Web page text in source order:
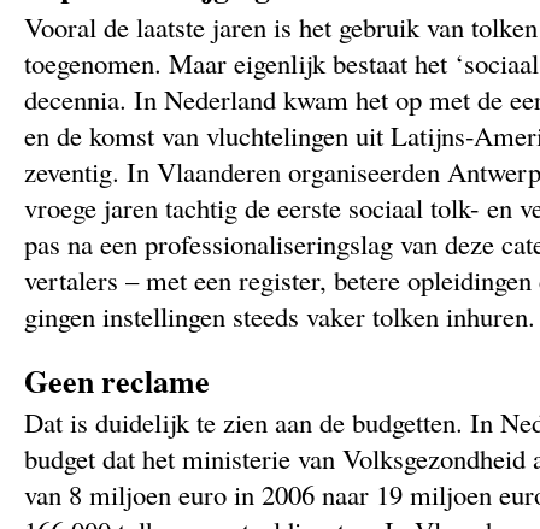
Vooral de laatste jaren is het gebruik van
toegenomen. Maar eigenlijk bestaat het
decennia. In Nederland kwam het op met de
en de komst van vluchtelingen uit Latijns-
zeventig. In Vlaanderen organiseerden
vroege jaren tachtig de eerste sociaal tolk- en
pas na een professionaliseringslag van deze
vertalers – met een register, betere opleidingen
gingen instellingen steeds vaker tolken inhuren.
Geen reclame
Dat is duidelijk te zien aan de budgetten. In
budget dat het ministerie van
van 8 miljoen euro in 2006 naar 19 miljoen